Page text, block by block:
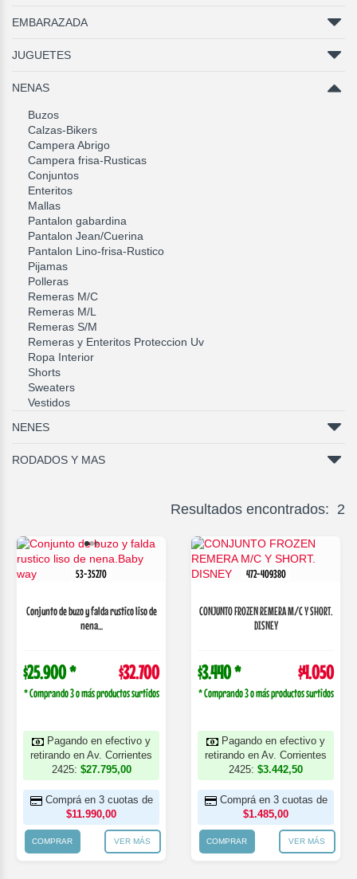
EMBARAZADA
JUGUETES
NENAS
Buzos
Calzas-Bikers
Campera Abrigo
Campera frisa-Rusticas
Conjuntos
Enteritos
Mallas
Pantalon gabardina
Pantalon Jean/Cuerina
Pantalon Lino-frisa-Rustico
Pijamas
Polleras
Remeras M/C
Remeras M/L
Remeras S/M
Remeras y Enteritos Proteccion Uv
Ropa Interior
Shorts
Sweaters
Vestidos
NENES
RODADOS Y MAS
Resultados encontrados: 2
53-35270
Conjunto de buzo y falda rustico liso de
nena...
$25.900 * $32.700
* Comprando 3 o más productos surtidos
Pagando en efectivo y
retirando en Av. Corrientes
2425: $27.795,00
Comprá en 3 cuotas de
$11.990,00
COMPRAR VER MÁS
472-409380
CONJUNTO FROZEN REMERA M/C Y SHORT.
DISNEY
$3.440 * $4.050
* Comprando 3 o más productos surtidos
Pagando en efectivo y
retirando en Av. Corrientes
2425: $3.442,50
Comprá en 3 cuotas de
$1.485,00
COMPRAR VER MÁS